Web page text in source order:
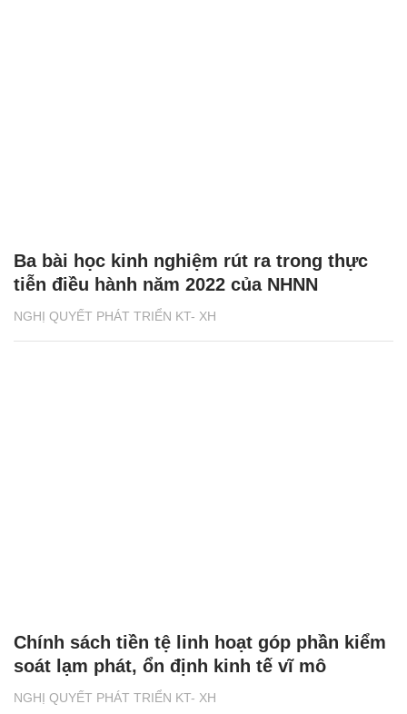
NGHỊ QUYẾT PHÁT TRIỂN KT- XH
Ba bài học kinh nghiệm rút ra trong thực
tiễn điều hành năm 2022 của NHNN
NGHỊ QUYẾT PHÁT TRIỂN KT- XH
Chính sách tiền tệ linh hoạt góp phần kiểm
soát lạm phát, ổn định kinh tế vĩ mô